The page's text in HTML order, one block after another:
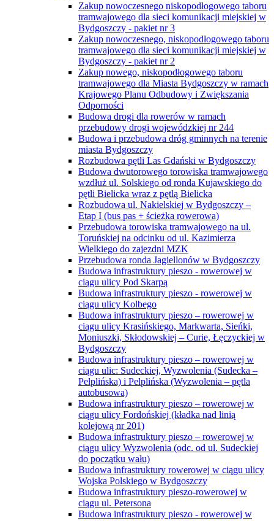
Zakup nowoczesnego niskopodłogowego taboru
tramwajowego dla sieci komunikacji miejskiej w
Bydgoszczy - pakiet nr 3
Zakup nowoczesnego, niskopodłogowego taboru
tramwajowego dla sieci komunikacji miejskiej w
Bydgoszczy - pakiet nr 2
Zakup nowego, niskopodłogowego taboru
tramwajowego dla Miasta Bydgoszczy w ramach
Krajowego Planu Odbudowy i Zwiększania
Odporności
Budowa drogi dla rowerów w ramach
przebudowy drogi wojewódzkiej nr 244
Budowa i przebudowa dróg gminnych na terenie
miasta Bydgoszczy
Rozbudowa pętli Las Gdański w Bydgoszczy
Budowa dwutorowego torowiska tramwajowego
wzdłuż ul. Solskiego od ronda Kujawskiego do
pętli Bielicka wraz z pętlą Bielicka
Rozbudowa ul. Nakielskiej w Bydgoszczy –
Etap I (bus pas + ścieżka rowerowa)
Przebudowa torowiska tramwajowego na ul.
Toruńskiej na odcinku od ul. Kazimierza
Wielkiego do zajezdni MZK
Przebudowa ronda Jagiellonów w Bydgoszczy
Budowa infrastruktury pieszo - rowerowej w
ciągu ulicy Pod Skarpą
Budowa infrastruktury pieszo - rowerowej w
ciągu ulicy Kolbego
Budowa infrastruktury pieszo – rowerowej w
ciągu ulicy Krasińskiego, Markwarta, Sieńki,
Moniuszki, Skłodowskiej – Curie, Łęczyckiej w
Bydgoszczy
Budowa infrastruktury pieszo – rowerowej w
ciągu ulic: Sudeckiej, Wyzwolenia (Sudecka –
Pelplińska) i Pelplińska (Wyzwolenia – pętla
autobusowa)
Budowa infrastruktury pieszo – rowerowej w
ciągu ulicy Fordońskiej (kładka nad linią
kolejową nr 201)
Budowa infrastruktury pieszo – rowerowej w
ciągu ulicy Wyzwolenia (odc. od ul. Sudeckiej
do początku wału)
Budowa infrastruktury rowerowej w ciągu ulicy
Wojska Polskiego w Bydgoszczy
Budowa infrastruktury pieszo-rowerowej w
ciągu ul. Petersona
Budowa infrastruktury pieszo - rowerowej w